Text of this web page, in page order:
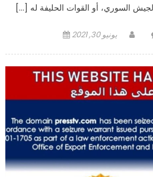
السوري، أو القوات الحليفة له […]
Posted يونيو 30, 2021